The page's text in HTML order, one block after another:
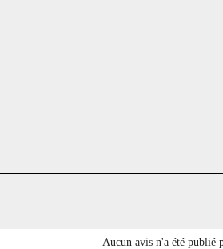
Aucun avis n'a été publié